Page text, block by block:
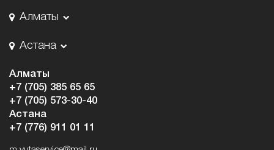
Алматы
Астана
Алматы
+7 (705) 385 65 65
+7 (705) 573-30-40
Астана
+7 (776) 911 01 11